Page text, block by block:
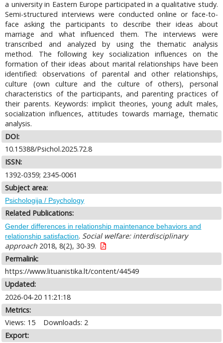
a university in Eastern Europe participated in a qualitative study.
Semi-structured interviews were conducted online or face-to-
face asking the participants to describe their ideas about
marriage and what influenced them. The interviews were
transcribed and analyzed by using the thematic analysis
method. The following key socialization influences on the
formation of their ideas about marital relationships have been
identified: observations of parental and other relationships,
culture (own culture and the culture of others), personal
characteristics of the participants, and parenting practices of
their parents. Keywords: implicit theories, young adult males,
socialization influences, attitudes towards marriage, thematic
analysis.
DOI:
10.15388/Psichol.2025.72.8
ISSN:
1392-0359; 2345-0061
Subject area:
Psichologija / Psychology
Related Publications:
Gender differences in relationship maintenance behaviors and
relationship satisfaction. Social welfare: interdisciplinary
approach 2018, 8(2), 30-39.
Permalink:
https://www.lituanistika.lt/content/44549
Updated:
2026-04-20 11:21:18
Metrics:
Views: 15
Downloads: 2
Export: